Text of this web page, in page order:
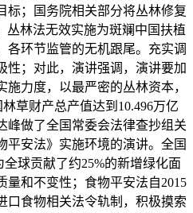
标；国务院相关部分将丛林修复
丛林法无效实施为斑斓中国扶植
各环节监管的无机跟尾。充实调
性；对此，演讲强调，演讲要加
力度，以最严密的丛林资本，
草财产总产值达到10.496万亿
峰做了全国常委会法律查抄组关
平安法》实施环境的演讲。全国
球贡献了约25%的新增绿化面
量和不变性；食物平安法自2015
口食物相关法令轨制，积极摸索